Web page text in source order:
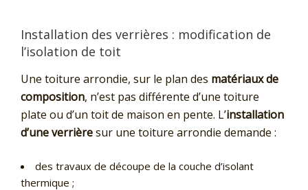
Installation des verrières : modification de
l’isolation de toit
Une toiture arrondie, sur le plan des matériaux de
composition, n’est pas différente d’une toiture
plate ou d’un toit de maison en pente. L’installation
d’une verrièresur une toiture arrondie demande :
des travaux de découpe de la couche d’isolant
thermique ;